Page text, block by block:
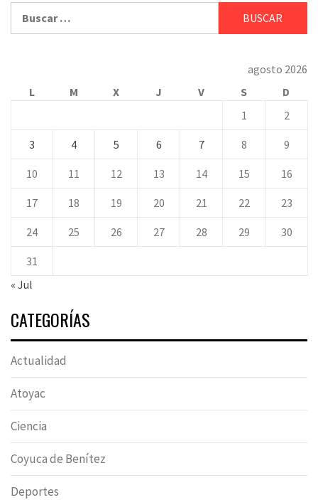
agosto 2026
L
M X J V S
D
1
2
3 4 5 6 7 8 9
10 11 12 13 14 15 16
17 18 19 20 21 22 23
24 25 26 27 28 29 30
31
« Jul
CATEGORÍAS
Actualidad
Atoyac
Ciencia
Coyuca de Benítez
Deportes